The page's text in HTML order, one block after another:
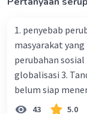
Ayat2
1. penyebab
masyarakat
perubahan
globalisasi 3.
belum siap
modernisasi
43 5.0